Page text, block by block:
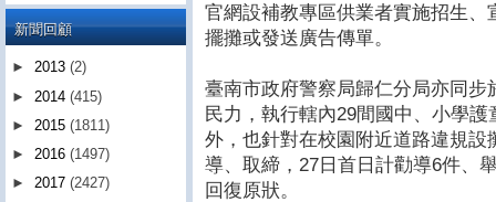
官網設補教專區供業者實施招生
擺攤或發送廣告傳單。
臺南市政府警察局歸仁分局亦同步
民力，執行轄內29間國中、小學
外，也針對在校園附近道路違規
導、取締，27日首日計勸導6件、
回復原狀。
新聞回顧
► 2013 (2)
► 2014 (415)
► 2015 (1811)
► 2016 (1497)
► 2017 (2427)